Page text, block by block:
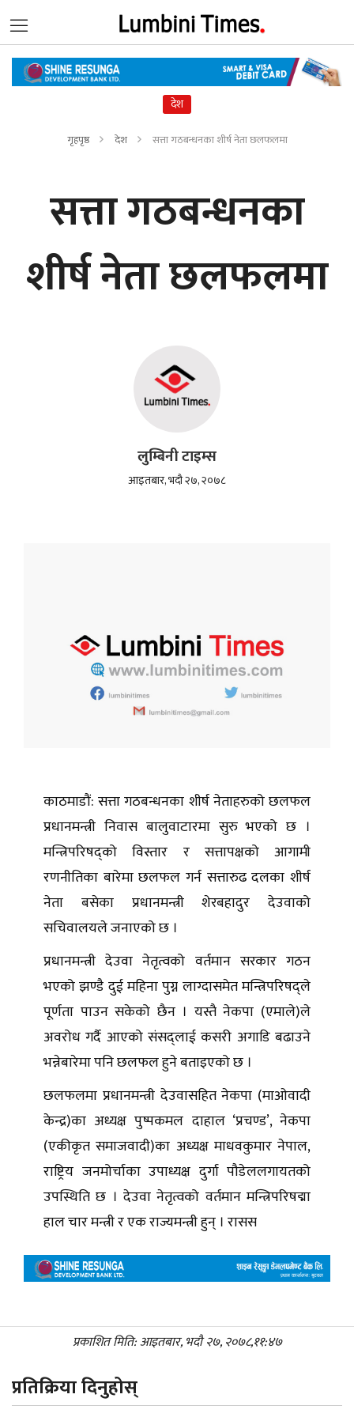
देश
गृहपृष्ठ देश सत्ता गठबन्धनका शीर्ष नेता छलफलमा
सत्ता गठबन्धनका
शीर्ष नेता छलफलमा
लुम्बिनी टाइम्स
आइतबार, भदौ २७, २०७८
काठमाडौं: सत्ता गठबन्धनका शीर्ष नेताहरुको छलफल
प्रधानमन्त्री निवास बालुवाटारमा सुरु भएको छ ।
मन्त्रिपरिषद्को विस्तार र सत्तापक्षको आगामी
रणनीतिका बारेमा छलफल गर्न सत्तारुढ दलका शीर्ष
नेता बसेका प्रधानमन्त्री शेरबहादुर देउवाको
सचिवालयले जनाएको छ ।
प्रधानमन्त्री देउवा नेतृत्वको वर्तमान सरकार गठन
भएको झण्डै दुई महिना पुग्न लाग्दासमेत मन्त्रिपरिषद्ले
पूर्णता पाउन सकेको छैन । यस्तै नेकपा (एमाले)ले
अवरोध गर्दै आएको संसद्लाई कसरी अगाडि बढाउने
भन्नेबारेमा पनि छलफल हुने बताइएको छ ।
छलफलमा प्रधानमन्त्री देउवासहित नेकपा (माओवादी
केन्द्र)का अध्यक्ष पुष्पकमल दाहाल ‘प्रचण्ड’, नेकपा
(एकीकृत समाजवादी)का अध्यक्ष माधवकुमार नेपाल,
राष्ट्रिय जनमोर्चाका उपाध्यक्ष दुर्गा पौडेललगायतको
उपस्थिति छ । देउवा नेतृत्वको वर्तमान मन्त्रिपरिषद्मा
हाल चार मन्त्री र एक राज्यमन्त्री हुन् । रासस
प्रकाशित मिति: आइतबार, भदौ २७, २०७८,११:४७
प्रतिक्रिया दिनुहोस्